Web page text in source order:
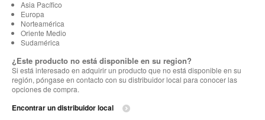
Asia Pacífico
Europa
Norteamérica
Oriente Medio
Sudamérica
¿Este producto no está disponible en su region?
Si está interesado en adquirir un producto que no está disponible en su
región, póngase en contacto con su distribuidor local para conocer las
opciones de compra.
Encontrar un distribuidor local